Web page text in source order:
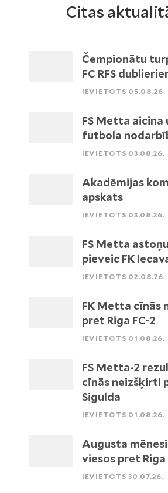
Citas
Čempionātu
FC RFS
IEVIETOTS 05.08.26.
FS Metta aicina
futbola
IEVIETOTS 03.08.26.
Akadēmijas
apskats
IEVIETOTS 03.08.26.
FS Metta
pieveic FK
IEVIETOTS 02.08.26.
FK Metta cīnās
pret Riga FC-2
IEVIETOTS 01.08.26.
FS Metta-2
cīnās neizšķirti
Sigulda
IEVIETOTS 01.08.26.
Augusta
viesos pret Riga
IEVIETOTS 30.07.26.